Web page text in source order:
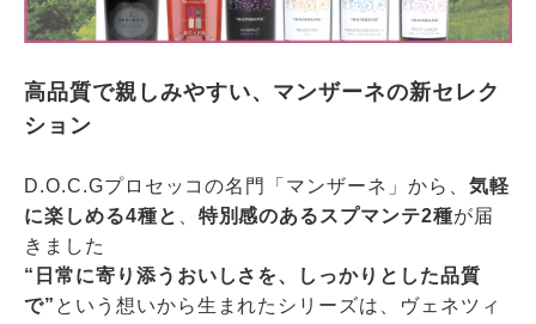
高品質で親しみやすい、マンザーネの新セレク
ション
D.O.C.Gプロセッコの名門「マンザーネ」から、 気軽
に楽しめる4種と
特別感のあるスプマンテ2種が届
きました
“日常に寄り添うおいしさを、しっかりとした品質
で” という想いから生まれたシリーズは、ヴェネツィ